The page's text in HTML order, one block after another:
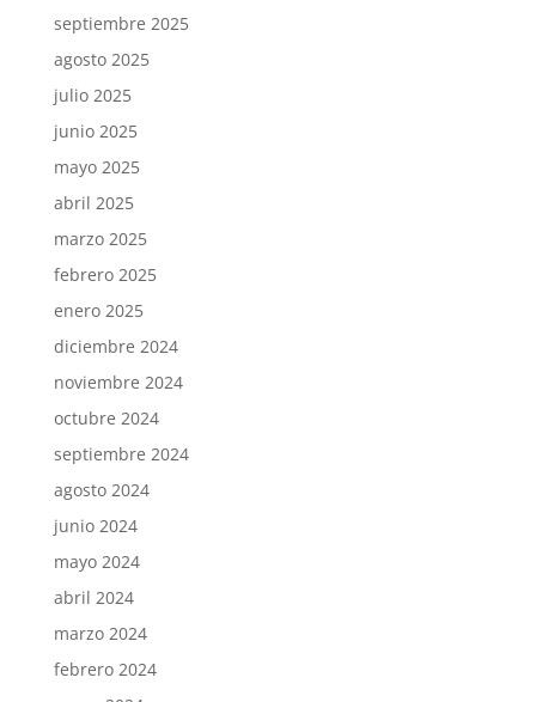
septiembre 2025
agosto 2025
julio 2025
junio 2025
mayo 2025
abril 2025
marzo 2025
febrero 2025
enero 2025
diciembre 2024
noviembre 2024
octubre 2024
septiembre 2024
agosto 2024
junio 2024
mayo 2024
abril 2024
marzo 2024
febrero 2024